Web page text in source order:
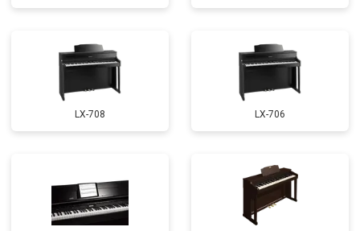
LX-708 LX-706